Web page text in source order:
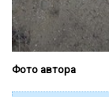
Фото автора